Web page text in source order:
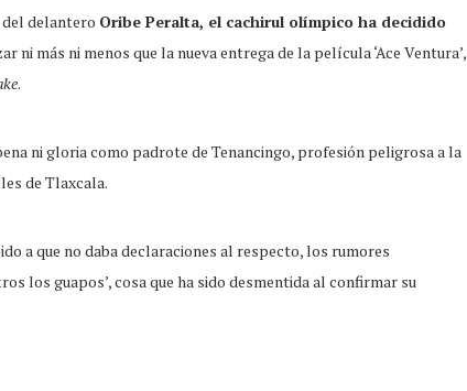
del delantero Oribe Peralta, el cachirul olímpico ha decidido
ni más ni menos que la nueva entrega de la película ‘Ace Ventura’,
.
ni gloria como padrote de Tenancingo, profesión peligrosa a la
de Tlaxcala.
a que no daba declaraciones al respecto, los rumores
los guapos’, cosa que ha sido desmentida al confirmar su